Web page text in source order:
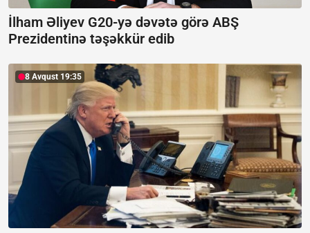
İlham Əliyev G20-yə dəvətə görə ABŞ
Prezidentinə təşəkkür edib
8 Avqust 19:35